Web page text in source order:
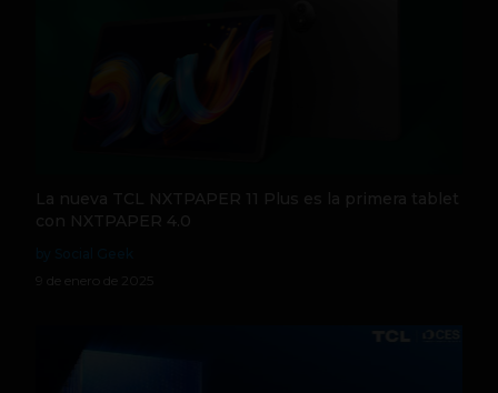
La nueva TCL NXTPAPER 11 Plus es la primera tablet
con NXTPAPER 4.0
9 de enero de 2025